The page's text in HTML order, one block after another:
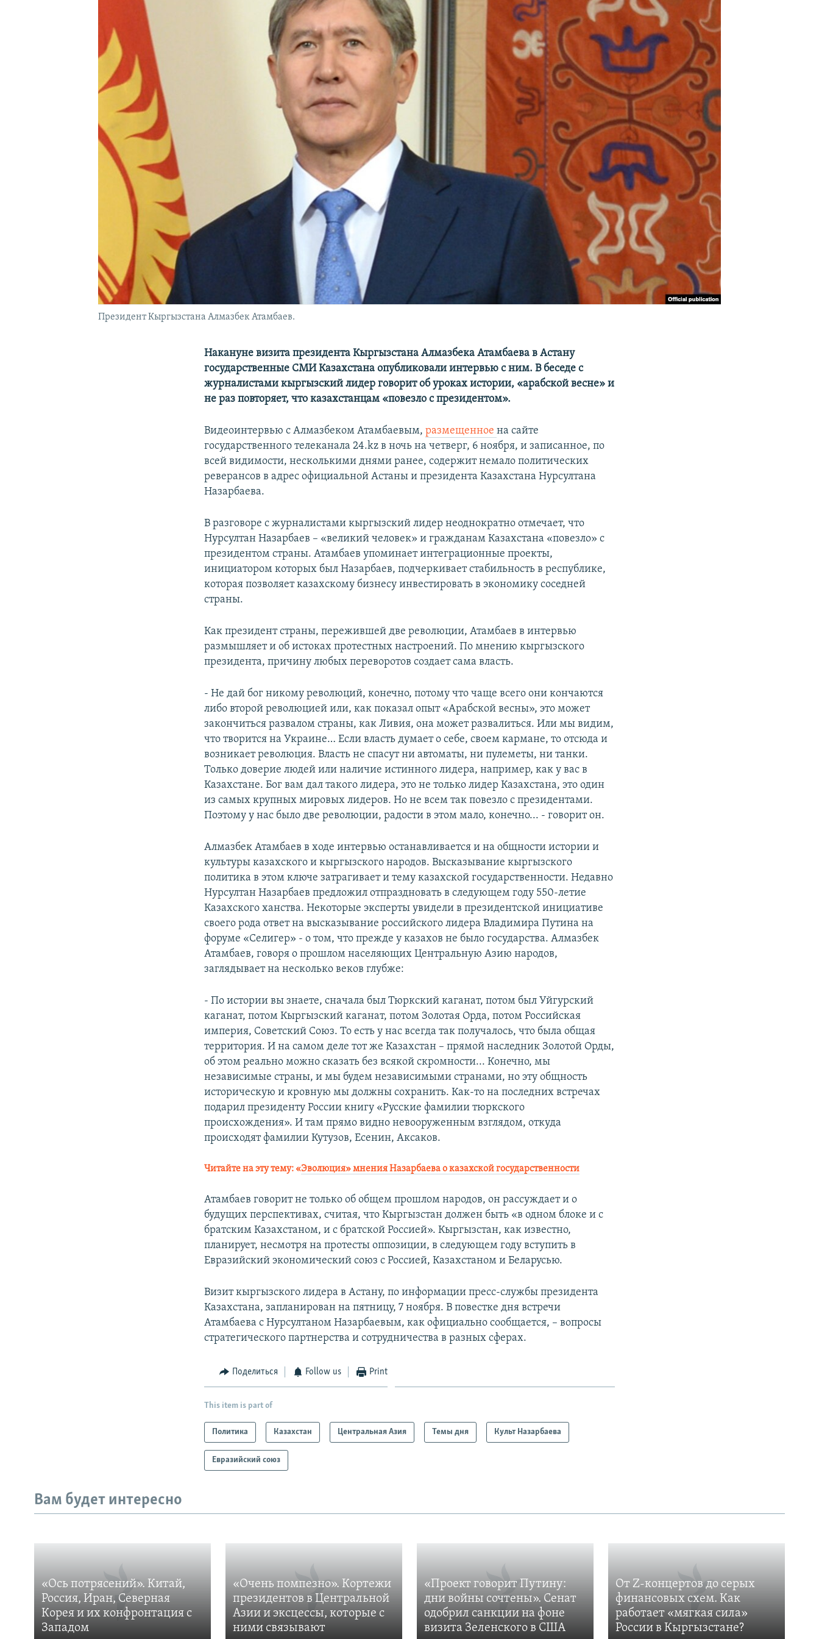
Президент Кыргызстана Алмазбек Атамбаев.
Накануне визита президента Кыргызстана Алмазбека Атамбаева в Астану
государственные СМИ Казахстана опубликовали интервью с ним. В беседе с
журналистами кыргызский лидер говорит об уроках истории, «арабской весне» и
не раз повторяет, что казахстанцам «повезло с президентом».
Видеоинтервью с Алмазбеком Атамбаевым,размещенноена сайте
государственного телеканала 24.kz в ночь на четверг, 6 ноября, и записанное, по
всей видимости, несколькими днями ранее, содержит немало политических
реверансов в адрес официальной Астаны и президента Казахстана Нурсултана
Назарбаева.
В разговоре с журналистами кыргызский лидер неоднократно отмечает, что
Нурсултан Назарбаев – «великий человек» и гражданам Казахстана «повезло» с
президентом страны. Атамбаев упоминает интеграционные проекты,
инициатором которых был Назарбаев, подчеркивает стабильность в республике,
которая позволяет казахскому бизнесу инвестировать в экономику соседней
страны.
Как президент страны, пережившей две революции, Атамбаев в интервью
размышляет и об истоках протестных настроений. По мнению кыргызского
президента, причину любых переворотов создает сама власть.
- Не дай бог никому революций, конечно, потому что чаще всего они кончаются
либо второй революцией или, как показал опыт «Арабской весны», это может
закончиться развалом страны, как Ливия, она может развалиться. Или мы видим,
что творится на Украине… Если власть думает о себе, своем кармане, то отсюда и
возникает революция. Власть не спасут ни автоматы, ни пулеметы, ни танки.
Только доверие людей или наличие истинного лидера, например, как у вас в
Казахстане. Бог вам дал такого лидера, это не только лидер Казахстана, это один
из самых крупных мировых лидеров. Но не всем так повезло с президентами.
Поэтому у нас было две революции, радости в этом мало, конечно... - говорит он.
Алмазбек Атамбаев в ходе интервью останавливается и на общности истории и
культуры казахского и кыргызского народов. Высказывание кыргызского
политика в этом ключе затрагивает и тему казахской государственности. Недавно
Нурсултан Назарбаев предложил отпраздновать в следующем году 550-летие
Казахского ханства. Некоторые эксперты увидели в президентской инициативе
своего рода ответ на высказывание российского лидера Владимира Путина на
форуме «Селигер» - о том, что прежде у казахов не было государства. Алмазбек
Атамбаев, говоря о прошлом населяющих Центральную Азию народов,
заглядывает на несколько веков глубже:
- По истории вы знаете, сначала был Тюркский каганат, потом был Уйгурский
каганат, потом Кыргызский каганат, потом Золотая Орда, потом Российская
империя, Советский Союз. То есть у нас всегда так получалось, что была общая
территория. И на самом деле тот же Казахстан – прямой наследник Золотой Орды,
об этом реально можно сказать без всякой скромности... Конечно, мы
независимые страны, и мы будем независимыми странами, но эту общность
историческую и кровную мы должны сохранить. Как-то на последних встречах
подарил президенту России книгу «Русские фамилии тюркского
происхождения». И там прямо видно невооруженным взглядом, откуда
происходят фамилии Кутузов, Есенин, Аксаков.
Читайте на эту тему: «Эволюция» мнения Назарбаева о казахской государственности
Атамбаев говорит не только об общем прошлом народов, он рассуждает и о
будущих перспективах, считая, что Кыргызстан должен быть «в одном блоке и с
братским Казахстаном, и с братской Россией». Кыргызстан, как известно,
планирует, несмотря на протесты оппозиции, в следующем году вступить в
Евразийский экономический союз с Россией, Казахстаном и Беларусью.
Визит кыргызского лидера в Астану, по информации пресс-службы президента
Казахстана, запланирован на пятницу, 7 ноября. В повестке дня встречи
Атамбаева с Нурсултаном Назарбаевым, как официально сообщается, – вопросы
стратегического партнерства и сотрудничества в разных сферах.
Поделиться Follow us Print
This item is part of
Политика Казахстан Центральная Азия Темы дня Культ Назарбаева
Евразийский союз
Вам будет интересно
«Ось потрясений». Китай,
Россия, Иран, Северная
Корея и их конфронтация с
Западом
«Очень помпезно». Кортежи
президентов в Центральной
Азии и эксцессы, которые с
ними связывают
«Проект говорит Путину:
дни войны сочтены». Сенат
одобрил санкции на фоне
визита Зеленского в США
От Z-концертов до серых
финансовых схем. Как
работает «мягкая сила»
России в Кыргызстане?